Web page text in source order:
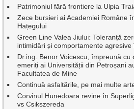
Patrimoniul fără frontiere la Ulpia
Zece bursieri ai Academiei Române
Hațegului
Green Line Valea Jiului: Toleranță
intimidări și comportamente
Dr.ing. Benor Voicescu, împreună
emeriți ai Universității din Petroșani
Facultatea de Mine
Continuă asfaltările, pe mai multe
Corvinul Hunedoara revine în
vs Csikszereda